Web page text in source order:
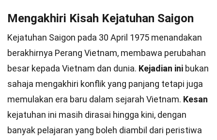
Mengakhiri Kisah Kejatuhan Saigon
Kejatuhan Saigon pada 30 April 1975 menandakan
berakhirnya Perang Vietnam, membawa perubahan
besar kepada Vietnam dan dunia. Kejadian ini bukan
sahaja mengakhiri konflik yang panjang tetapi juga
memulakan era baru dalam sejarah Vietnam. Kesan
kejatuhan ini masih dirasai hingga kini, dengan
banyak pelajaran yang boleh diambil dari peristiwa